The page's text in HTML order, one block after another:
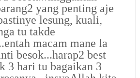
yang penting aje
lesung, kuali,
tu takde
macam mane la
besok...harap2 best
3 hari tu bagaikan 3